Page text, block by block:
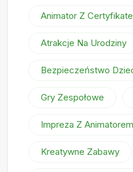
Animator Z
Atrakcje Na Urodziny
Bezpieczeństwo
Gry Zespołowe
Impreza Z Animatorem
Kreatywne Zabawy